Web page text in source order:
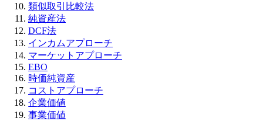
類似取引比較法
純資産法
DCF法
インカムアプローチ
マーケットアプローチ
EBO
時価純資産
コストアプローチ
企業価値
事業価値